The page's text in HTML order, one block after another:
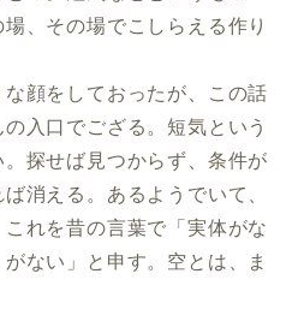
、その場でこしらえる作り
顔をしておったが、この話
入口でござる。短気という
探せば見つからず、条件が
消える。あるようでいて、
れを昔の言葉で「実体がな
ない」と申す。空とは、ま